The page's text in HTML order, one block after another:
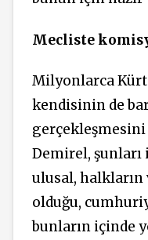
Mecliste
Milyonlarca
kendisinin de
Demirel,
ulusal, halkların
olduğu,
bunların içinde